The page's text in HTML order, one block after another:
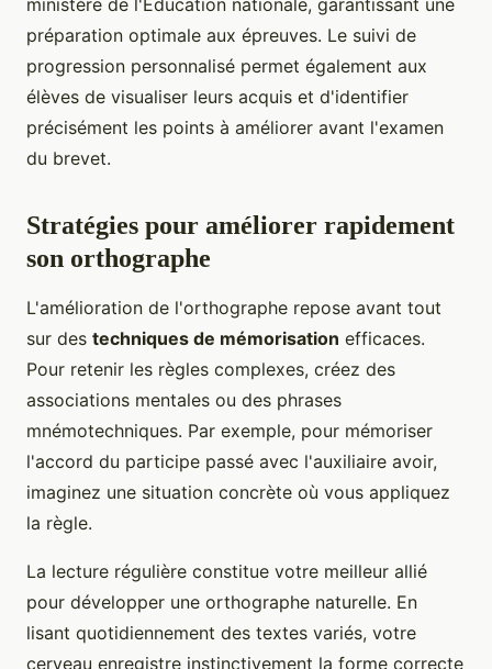
ministère de l'Éducation nationale, garantissant une
préparation optimale aux épreuves. Le suivi de
progression personnalisé permet également aux
élèves de visualiser leurs acquis et d'identifier
précisément les points à améliorer avant l'examen
du brevet.
Stratégies pour améliorer rapidement
son orthographe
L'amélioration de l'orthographe repose avant tout
sur des techniques de mémorisation efficaces.
Pour retenir les règles complexes, créez des
associations mentales ou des phrases
mnémotechniques. Par exemple, pour mémoriser
l'accord du participe passé avec l'auxiliaire avoir,
imaginez une situation concrète où vous appliquez
la règle.
La lecture régulière constitue votre meilleur allié
pour développer une orthographe naturelle. En
lisant quotidiennement des textes variés, votre
cerveau enregistre instinctivement la forme correcte